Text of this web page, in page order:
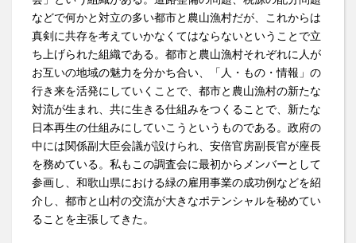
などで何かと対立の多い都市と農山漁村だが、これからは
真剣に共存を考えていかなくてはならないということで立
ち上げられた組織である。都市と農山漁村それぞれに人が
お互いの地域の魅力を分かち合い、「人・もの・情報」の
行き来を活発にしていくことで、都市と農山漁村の新たな
対流が生まれ、共に生きる仕組みをつくることで、新たな
日本再生の仕組みにしていこうというものである。政府の
中には関係副大臣会議が設けられ、安倍官房副長官が座長
を務めている。私もこの調査会に最初からメンバーとして
参画し、和歌山県における緑の雇用事業の成功例などを紹
介し、都市と山村の交流が大きなポテンシャルを秘めてい
ることを主張してきた。